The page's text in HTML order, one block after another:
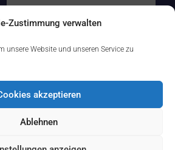
Zustimmung verwalten
unsere Website und unseren Service zu
akzeptieren
Ablehnen